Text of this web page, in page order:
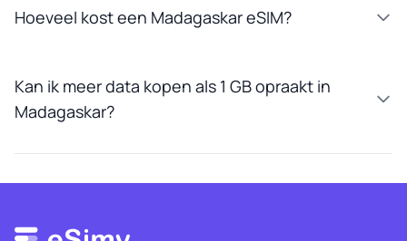
Hoeveel kost een Madagaskar eSIM?
Kan ik meer data kopen als 1 GB opraakt in
Madagaskar?